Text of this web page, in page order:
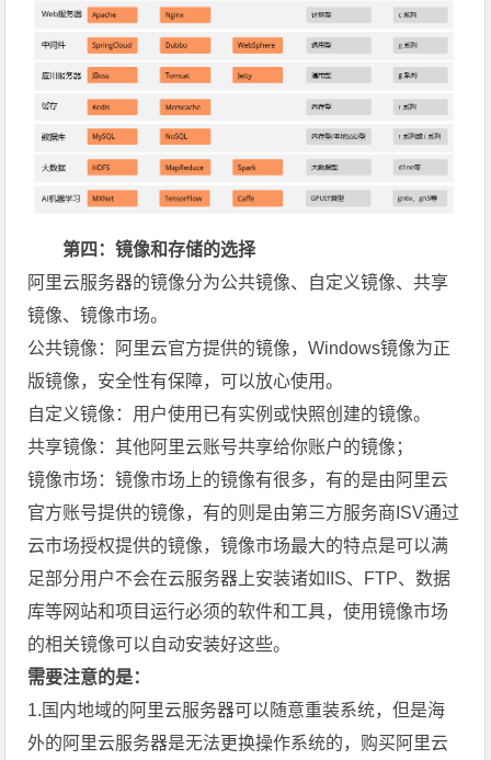
第四：镜像和存储的选择
阿里云服务器的镜像分为公共镜像、自定义镜像、共享
镜像、镜像市场。
公共镜像：阿里云官方提供的镜像，Windows镜像为正
版镜像，安全性有保障，可以放心使用。
自定义镜像：用户使用已有实例或快照创建的镜像。
共享镜像：其他阿里云账号共享给你账户的镜像；
镜像市场：镜像市场上的镜像有很多，有的是由阿里云
官方账号提供的镜像，有的则是由第三方服务商ISV通过
云市场授权提供的镜像，镜像市场最大的特点是可以满
足部分用户不会在云服务器上安装诸如IIS、FTP、数据
库等网站和项目运行必须的软件和工具，使用镜像市场
的相关镜像可以自动安装好这些。
需要注意的是：
1.国内地域的阿里云服务器可以随意重装系统，但是海
外的阿里云服务器是无法更换操作系统的，购买阿里云